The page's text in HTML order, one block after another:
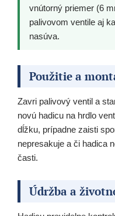
vnútorný priemer (6
palivovom ventile aj
nasúva.
Použitie a
Zavri palivový ventil a
novú hadicu na hrdlo
dĺžku, prípadne zaisti
nepresakuje a či hadica
časti.
Údržba a